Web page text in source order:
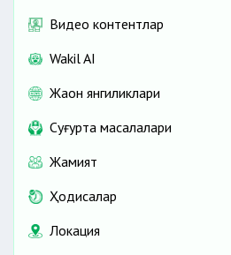
Видео контентлар
Wakil AI
Жаҳон янгиликлари
Cуғурта масалалари
Жамият
Ҳодисалар
Локация